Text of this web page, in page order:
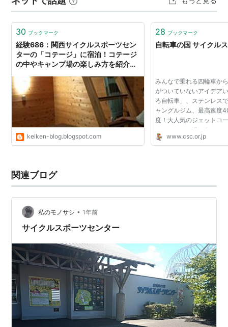
ました。 サイクルモノレールからの景色 水上自転車も乗
りましたが、 …
30 ブックマーク
経験686：関西サイクルスポーツセン
ターの「コテージ」に宿泊！コテージ
の中やキャンプ場の楽しみ方を紹介し
keiken-blog.blogspot.com
28 ブックマーク
自転車の国 サイクル
みんなで乗れる四輪車か
がついていないアイデア
ろ自転車」、ステンレス
ャングルジム、最高速度
度！大人気のジェットコ
ｍのローラー滑り台、エ
など沢山のアトラクショ
www.csc.or.jp
関連ブログ
私のモノサシ • 1年前
サイクルスポーツセンター